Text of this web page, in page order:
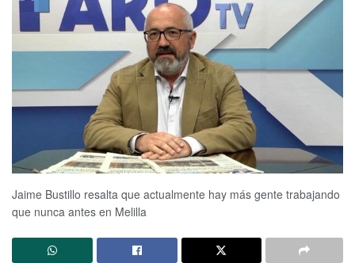
Jaime Bustillo resalta que actualmente hay más gente trabajando
que nunca antes en Melilla